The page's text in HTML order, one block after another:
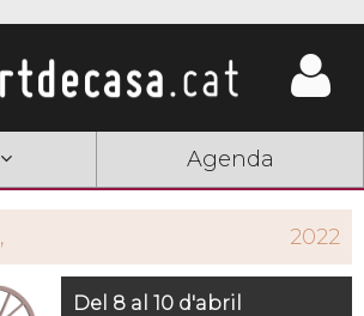
Agenda
, 2022
Del 8 al 10 d'abril